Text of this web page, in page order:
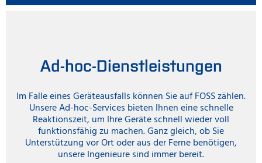
Ad-hoc-Dienstleistungen
Im Falle eines Geräteausfalls können Sie auf FOSS zählen.
Unsere Ad-hoc-Services bieten Ihnen eine schnelle
Reaktionszeit, um Ihre Geräte schnell wieder voll
funktionsfähig zu machen. Ganz gleich, ob Sie
Unterstützung vor Ort oder aus der Ferne benötigen,
unsere Ingenieure sind immer bereit.